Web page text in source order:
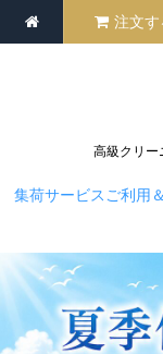
高級クリー
注文す
集荷サービスご利用